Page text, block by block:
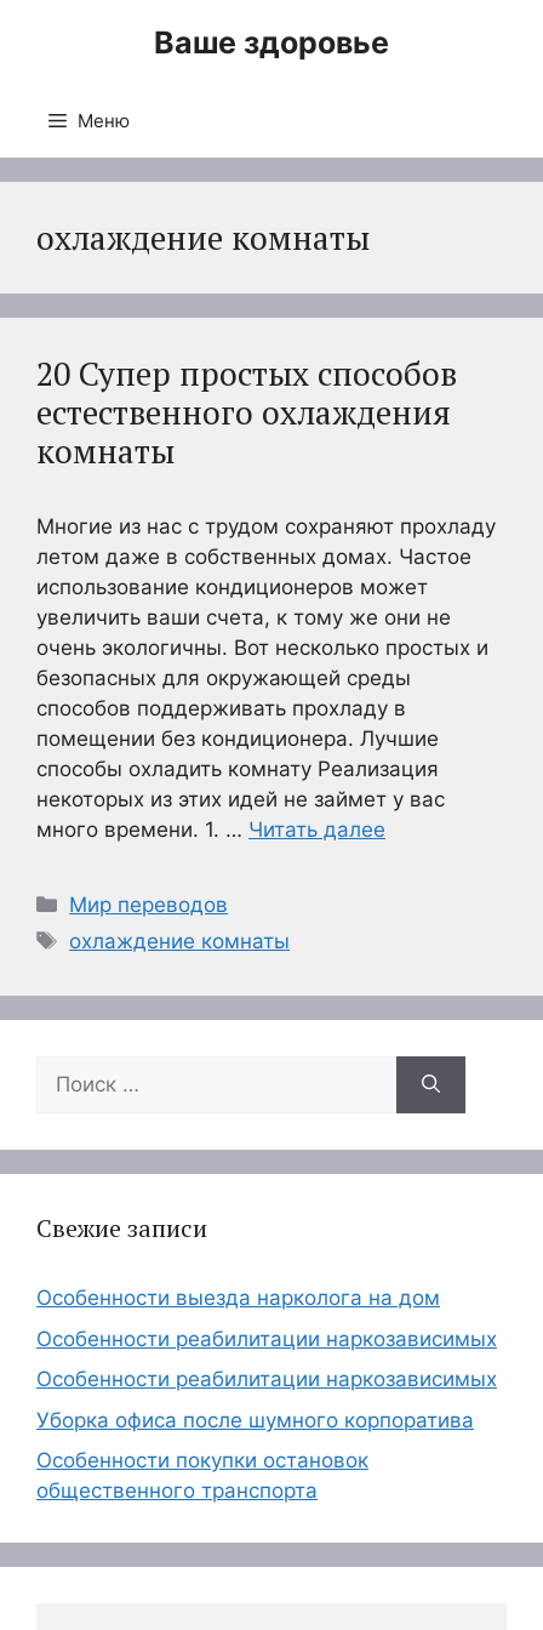
Ваше здоровье
Меню
охлаждение комнаты
20 Супер простых способов
естественного охлаждения
комнаты
Многие из нас с трудом сохраняют прохладу
летом даже в собственных домах. Частое
использование кондиционеров может
увеличить ваши счета, к тому же они не
очень экологичны. Вот несколько простых и
безопасных для окружающей среды
способов поддерживать прохладу в
помещении без кондиционера. Лучшие
способы охладить комнату Реализация
некоторых из этих идей не займет у вас
много времени. 1. … Читать далее
Рубрики
Мир переводов
Метки
охлаждение комнаты
Поиск:
Свежие записи
Особенности выезда нарколога на дом
Особенности реабилитации наркозависимых
Особенности реабилитации наркозависимых
Уборка офиса после шумного корпоратива
Особенности покупки остановок
общественного транспорта